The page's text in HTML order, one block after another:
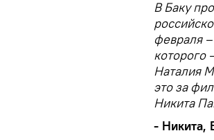
В Баку
февраля
которого
Наталия
это за
Никита
- Никита,